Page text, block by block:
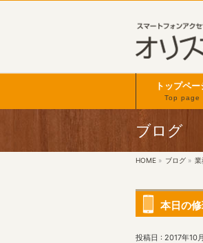
トップペー
Top page
ブログ
HOME » ブログ » 業
本日の
投稿日 : 2017年10